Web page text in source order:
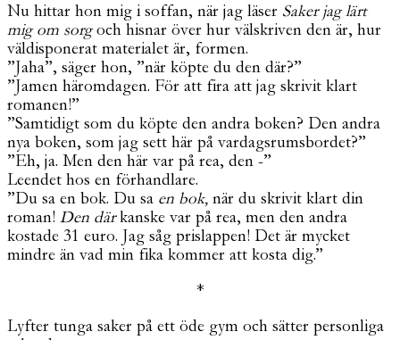
Nu hittar hon mig i soffan, när jag läser Saker jag lärt
mig om sorgoch hisnar över hur välskriven den är, hur
väldisponerat materialet är, formen.
”Jaha”, säger hon, ”när köpte du den där?”
”Jamen häromdagen. För att fira att jag skrivit klart
romanen!”
”Samtidigt som du köpte den andra boken? Den andra
nya boken, som jag sett här på vardagsrumsbordet?”
”Eh, ja. Men den här var på rea, den -”
Leendet hos en förhandlare.
”Du sa en bok. Du sa en bok, när du skrivit klart din
roman! Den därkanske var på rea, men den andra
kostade 31 euro. Jag såg prislappen! Det är mycket
mindre än vad min fika kommer att kosta dig.”
*
Lyfter tunga saker på ett öde gym och sätter personliga